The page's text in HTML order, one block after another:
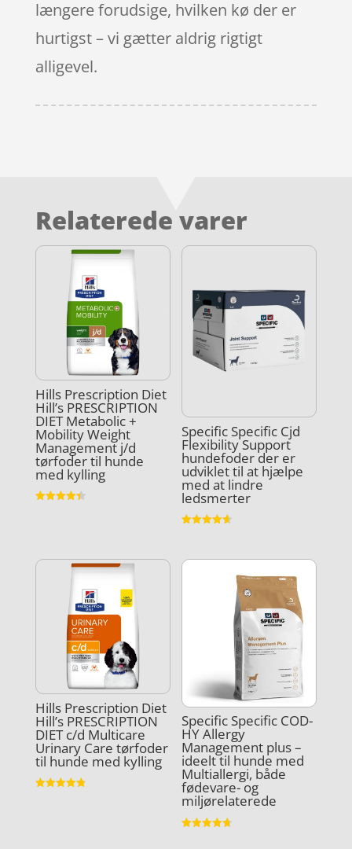
længere forudsige, hvilken kø der er
hurtigst – vi gætter aldrig rigtigt
alligevel.
Relaterede varer
Hills Prescription Diet
Hill’s PRESCRIPTION
DIET Metabolic +
Mobility Weight
Management j/d
tørfoder til hunde
med kylling
Specific Specific Cjd
Flexibility Support
hundefoder der er
udviklet til at hjælpe
med at lindre
ledsmerter
Hills Prescription Diet
Hill’s PRESCRIPTION
DIET c/d Multicare
Urinary Care tørfoder
til hunde med kylling
Specific Specific COD-
HY Allergy
Management plus –
ideelt til hunde med
Multiallergi, både
fødevare- og
miljørelaterede